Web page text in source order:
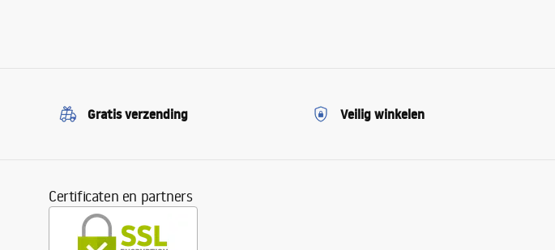
Gratis verzending Veilig winkelen
Certificaten en partners